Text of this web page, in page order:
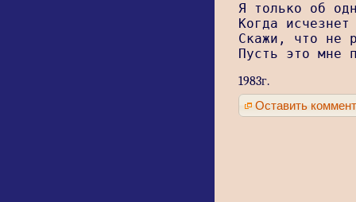
Я только об
Когда
Скажи, что не
Пусть это мне
1983г.
Оставить